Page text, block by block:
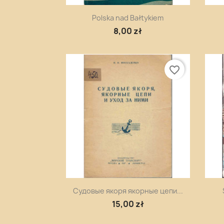
Szybki podgląd
Polska nad Bałtykiem
8,00 zł
Szybki podgląd
Судовые якоря якорные цепи...
15,00 zł
favorite_border